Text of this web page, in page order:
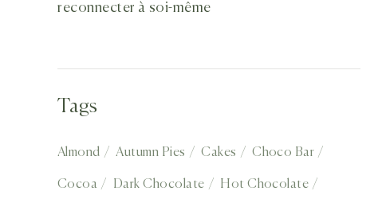
reconnecter à soi-même
Tags
Almond Autumn Pies Cakes Choco Bar
Cocoa Dark Chocolate Hot Chocolate